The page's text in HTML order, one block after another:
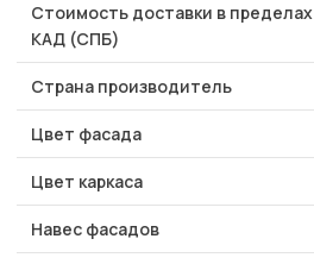
Стоимость доставки в пределах
КАД (СПБ)
Страна производитель
Цвет фасада
Цвет каркаса
Навес фасадов